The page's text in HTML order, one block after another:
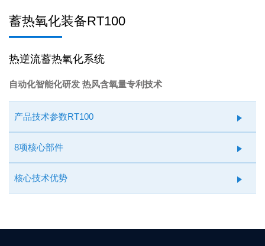
蓄热氧化装备RT100
热逆流蓄热氧化系统
自动化智能化研发 热风含氧量专利技术
产品技术参数RT100
8项核心部件
核心技术优势